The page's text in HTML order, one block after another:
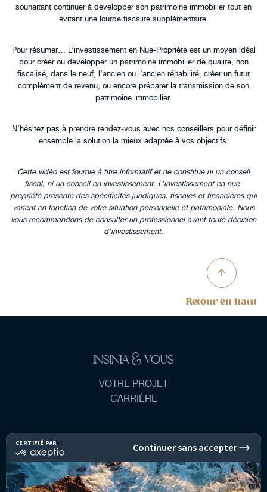
souhaitant continuer à développer son patrimoine immobilier tout en
évitant une lourde fiscalité supplémentaire.
Pour résumer… L’investissement en Nue-Propriété est un moyen idéal
pour créer ou développer un patrimoine immobilier de qualité, non
fiscalisé, dans le neuf, l’ancien ou l’ancien réhabilité, créer un futur
complément de revenu, ou encore préparer la transmission de son
patrimoine immobilier.
N’hésitez pas à prendre rendez-vous avec nos conseillers pour définir
ensemble la solution la mieux adaptée à vos objectifs.
Cette vidéo est fournie à titre informatif et ne constitue ni un conseil
fiscal, ni un conseil en investissement. L’investissement en nue-
propriété présente des spécificités juridiques, fiscales et financières qui
varient en fonction de votre situation personnelle et patrimoniale. Nous
vous recommandons de consulter un professionnel avant toute décision
d’investissement.
Retour en haut
INSINIA & VOUS
VOTRE PROJET
CARRIÈRE
NOUS CONNAÎTRE
NOTRE GROUPE
NOTRE ACCOMPAGNEMENT